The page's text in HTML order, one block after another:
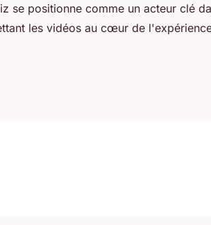
se positionne comme un acteur clé
les vidéos au cœur de